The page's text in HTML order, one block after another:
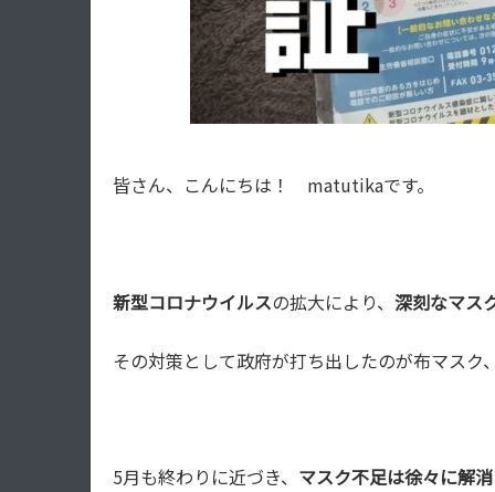
皆さん、こんにちは！ matutikaです。
新型コロナウイルスの拡大により、 深刻なマス
その対策として政府が打ち出したのが布マスク
5月も終わりに近づき、 マスク不足は徐々に解消